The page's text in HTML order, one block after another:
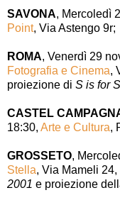
SAVONA, Mercoledì
Point, Via Astengo 9r;
ROMA, Venerdì 29
Fotografia e Cinema,
proiezione di S is for
CASTEL
18:30, Arte e Cultura,
GROSSETO,
Stella, Via Mameli
2001 e proiezione